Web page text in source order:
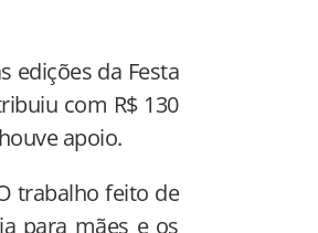
edições da Festa
com R$ 130
apoio.
trabalho feito de
para mães e os